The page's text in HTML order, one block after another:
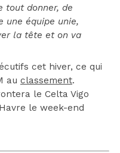
tout donner, de
une équipe unie,
la tête et on va
cet hiver, ce qui
au classement.
le Celta Vigo
le week-end